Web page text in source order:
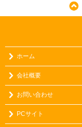
ホーム
会社概要
お問い合わせ
PCサイト